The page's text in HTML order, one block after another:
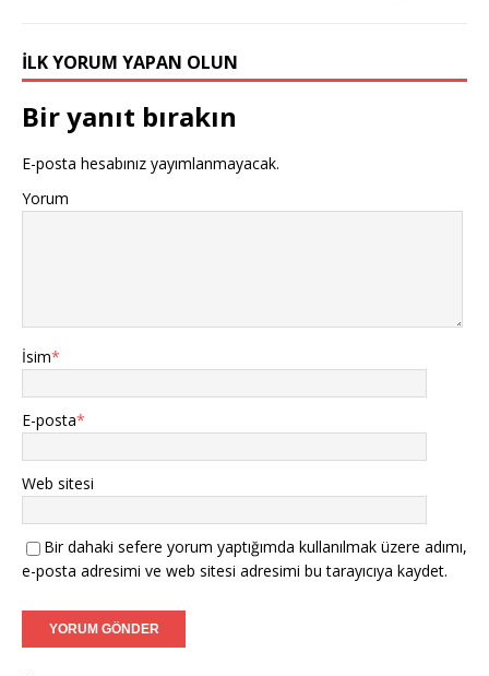
İLK YORUM YAPAN OLUN
Bir yanıt bırakın
E-posta hesabınız yayımlanmayacak.
Yorum
İsim*
E-posta*
Web sitesi
Bir dahaki sefere yorum yaptığımda kullanılmak üzere adımı,
e-posta adresimi ve web sitesi adresimi bu tarayıcıya kaydet.